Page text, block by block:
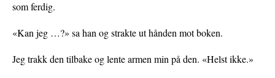
som ferdig.
«Kan jeg …?» sa han og strakte ut hånden mot boken.
Jeg trakk den tilbake og lente armen min på den. «Helst ikke.»